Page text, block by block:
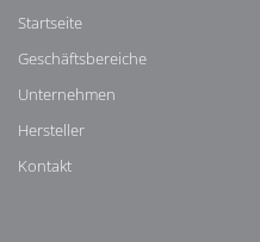
Startseite
Geschäftsbereiche
Unternehmen
Hersteller
Kontakt